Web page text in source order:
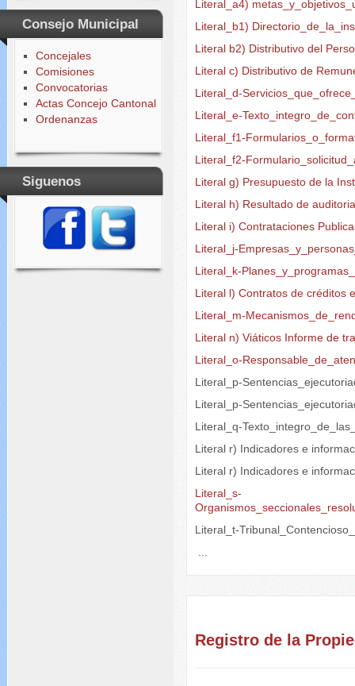
Consejo Municipal
Concejales
Comisiones
Convocatorias
Actas Concejo Cantonal
Ordenanzas
Siguenos
Literal_a4)
Literal_b1)
Literal b2) Distributivo del
Literal c) Distributivo de
Literal_d-
Literal_e-
Literal_f1-
Literal_f2-
Literal g) Presupuesto de la
Literal h) Resultado de
Literal i) Contrataciones
Literal_j-
Literal_k-
Literal l) Contratos de créditos
Literal_m-
Literal n) Viáticos Informe de
Literal_o-
Literal_p-
Literal_p-
Literal_q-
Literal r) Indicadores e
Literal r) Indicadores e
Literal_s-
Literal_t-
Registro de la